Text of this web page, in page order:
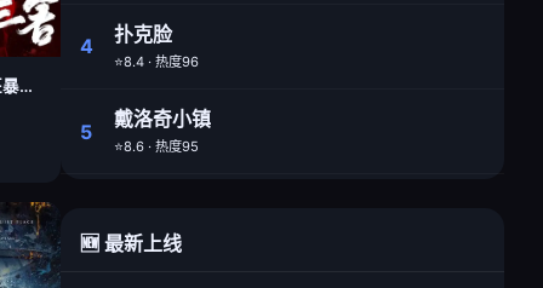
疯狂的麦克斯：狂暴女神
4
扑克脸
⭐8.4 · 热度96
5
戴洛奇小镇
⭐8.6 · 热度95
🆕 最新上线